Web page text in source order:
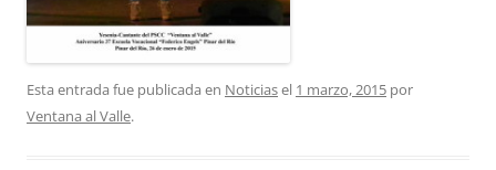
Esta entrada fue publicada en Noticiasel 1 marzo, 2015 por
Ventana al Valle.